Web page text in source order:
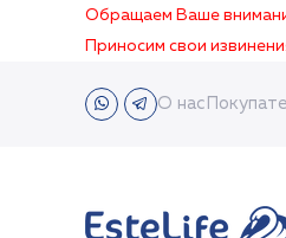
Обращаем Ваше
Приносим свои
О нас